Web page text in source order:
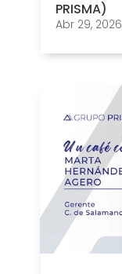
PRISMA)
Abr 29, 2026